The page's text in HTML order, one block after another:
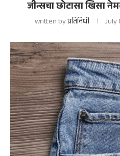
जीन्सचा छोटासा खिसा
written byप्रतिनिधी July